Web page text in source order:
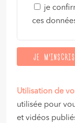
je
ces
Utilisation de
utilisée pour
et vidéos